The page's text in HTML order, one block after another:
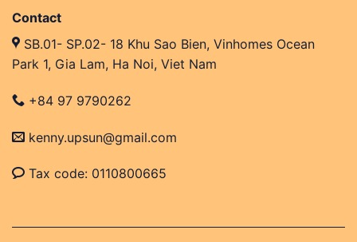
Contact
SB.01- SP.02- 18 Khu Sao Bien, Vinhomes Ocean
Park 1, Gia Lam, Ha Noi, Viet Nam
+84 97 9790262
kenny.upsun@gmail.com
Tax code: 0110800665